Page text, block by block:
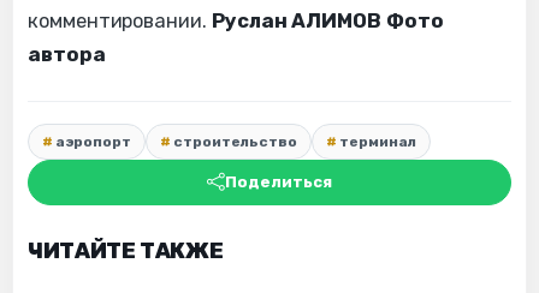
комментировании. Руслан АЛИМОВ Фото
автора
аэропорт строительство терминал
Поделиться
ЧИТАЙТЕ ТАКЖЕ